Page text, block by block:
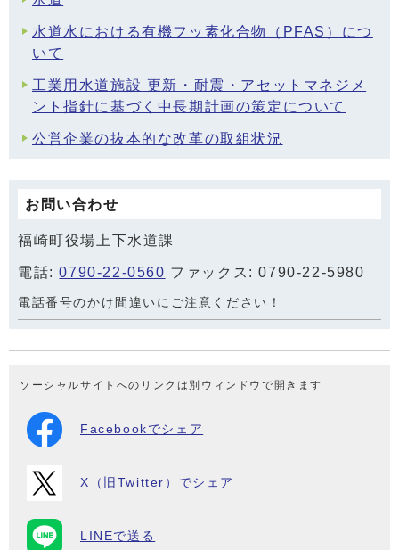
水道水における有機フッ素化合物（PFAS）につ
いて
工業用水道施設 更新・耐震・アセットマネジメ
ント指針に基づく中長期計画の策定について
公営企業の抜本的な改革の取組状況
お問い合わせ
福崎町役場上下水道課
電話:0790-22-0560 ファックス: 0790-22-5980
電話番号のかけ間違いにご注意ください！
ソーシャルサイトへのリンクは別ウィンドウで開きます
Facebookでシェア
X（旧Twitter）でシェア
LINEで送る